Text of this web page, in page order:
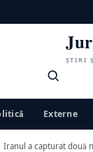
ȘTIRI
Externe
Iranul a capturat două